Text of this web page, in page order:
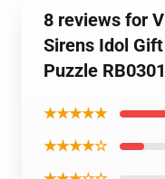
8 reviews for
Sirens Idol
Puzzle RB0301
★★★★★
★★★★☆